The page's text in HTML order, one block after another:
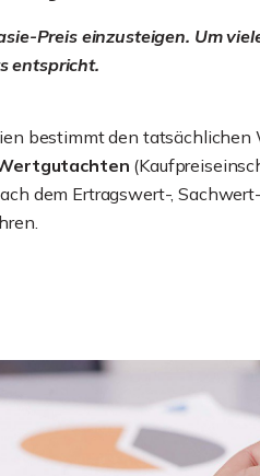
Preis einzusteigen. Um
entspricht.
bestimmt den tatsächlichen
dem Ertragswert-,